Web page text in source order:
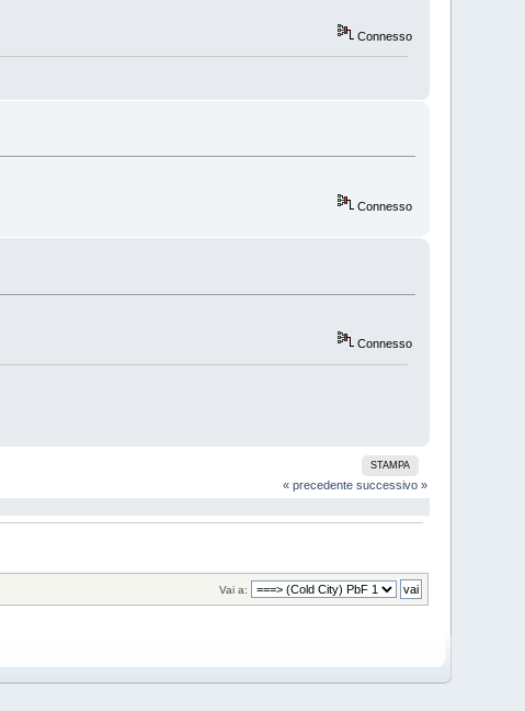
Connesso
Connesso
Connesso
STAMPA
« precedente successivo »
Vai a: